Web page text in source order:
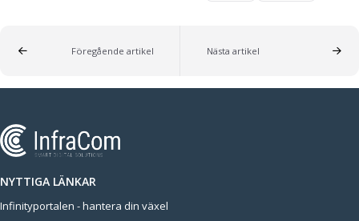
Föregående artikel Nästa artikel
NYTTIGA LÄNKAR
Infinityportalen - hantera din växel